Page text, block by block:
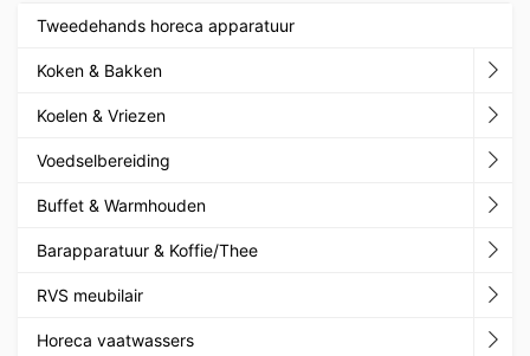
Tweedehands horeca apparatuur
Koken & Bakken
Koelen & Vriezen
Voedselbereiding
Buffet & Warmhouden
Barapparatuur & Koffie/Thee
RVS meubilair
Horeca vaatwassers